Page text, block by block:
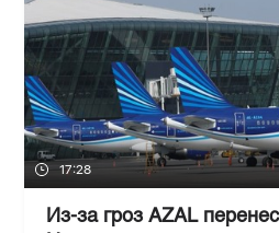
17:28
Из-за гроз AZAL